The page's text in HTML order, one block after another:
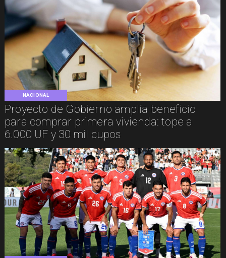
NACIONAL
Proyecto de Gobierno amplía beneficio
para comprar primera vivienda: tope a
6.000 UF y 30 mil cupos